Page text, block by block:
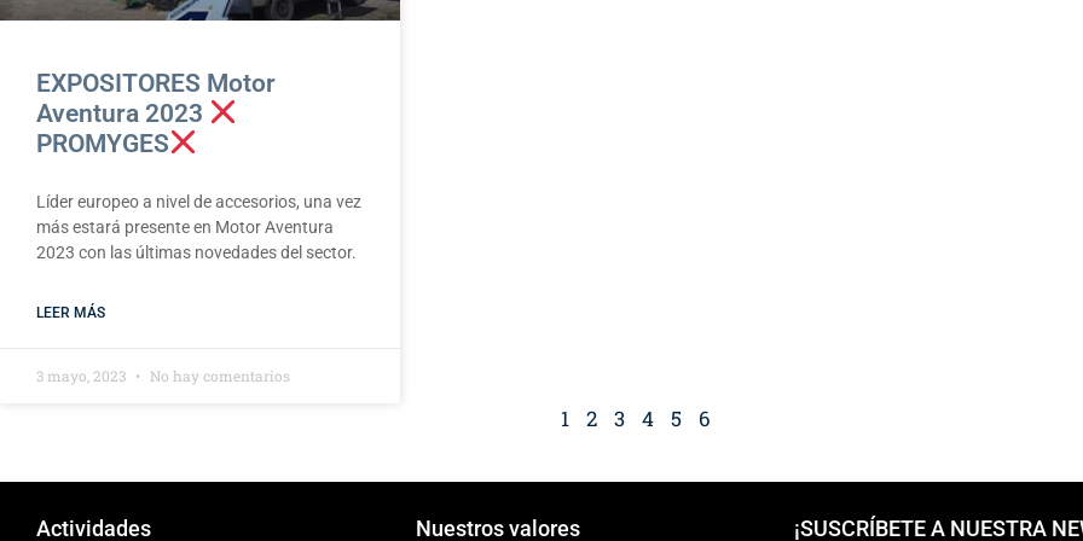
EXPOSITORES Motor
Aventura 2023
PROMYGES
Líder europeo a nivel de accesorios, una vez
más estará presente en Motor Aventura
2023 con las últimas novedades del sector.
LEER MÁS
3 mayo, 2023 No hay comentarios
1 2 3 4 5 6
Actividades
Nuestros valores
¡SUSCRÍBETE A NUESTRA